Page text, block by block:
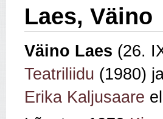
Laes, Väino
Väino Laes (26.
Teatriliidu (1980)
Erika Kaljusaare